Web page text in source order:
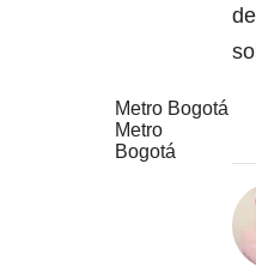
Metro Bogotá
Metro
Bogotá